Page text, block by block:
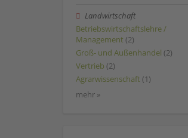
Landwirtschaft
Betriebswirtschaftslehre /
Management (2)
Groß- und Außenhandel (2)
Vertrieb (2)
Agrarwissenschaft (1)
mehr »